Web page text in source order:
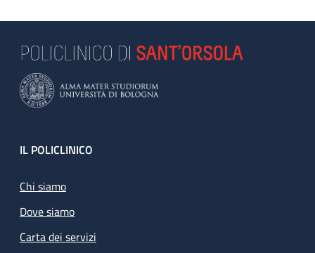
Footer
IL POLICLINICO
Chi siamo
Dove siamo
Carta dei servizi